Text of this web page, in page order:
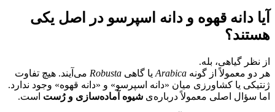
آیا دانه قهوه و دانه اسپرسو در اصل یکی
هستند؟
از نظر گیاهی، بله.
هر دو معمولاً از گونه Arabica یا گاهی Robusta می‌آیند. هیچ تفاوت
ژنتیکی یا کشاورزی میان «دانه اسپرسو» و «دانه قهوه» وجود ندارد.
اما سؤال اصلی معمولاً درباره‌ی شیوه آماده‌سازی و رُست است.